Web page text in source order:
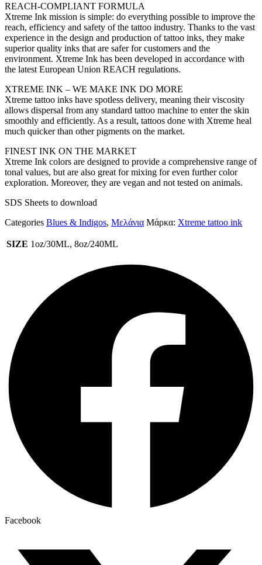
REACH-COMPLIANT FORMULA
Xtreme Ink mission is simple: do everything possible to improve the
reach, efficiency and safety of the tattoo industry. Thanks to the vast
experience in the design and production of tattoo inks, they make
superior quality inks that are safer for customers and the
environment. Xtreme Ink has been developed in accordance with
the latest European Union REACH regulations.
XTREME INK – WE MAKE INK DO MORE
Xtreme tattoo inks have spotless delivery, meaning their viscosity
allows dispersal from any standard tattoo machine to enter the skin
smoothly and efficiently. As a result, tattoos done with Xtreme heal
much quicker than other pigments on the market.
FINEST INK ON THE MARKET
Xtreme Ink colors are designed to provide a comprehensive range of
tonal values, but are also great for mixing for even further color
exploration. Moreover, they are vegan and not tested on animals.
SDS Sheets to download
Categories Blues & Indigos, Μελάνια Μάρκα: Xtreme tattoo ink
SIZE 1oz/30ML, 8oz/240ML
Facebook